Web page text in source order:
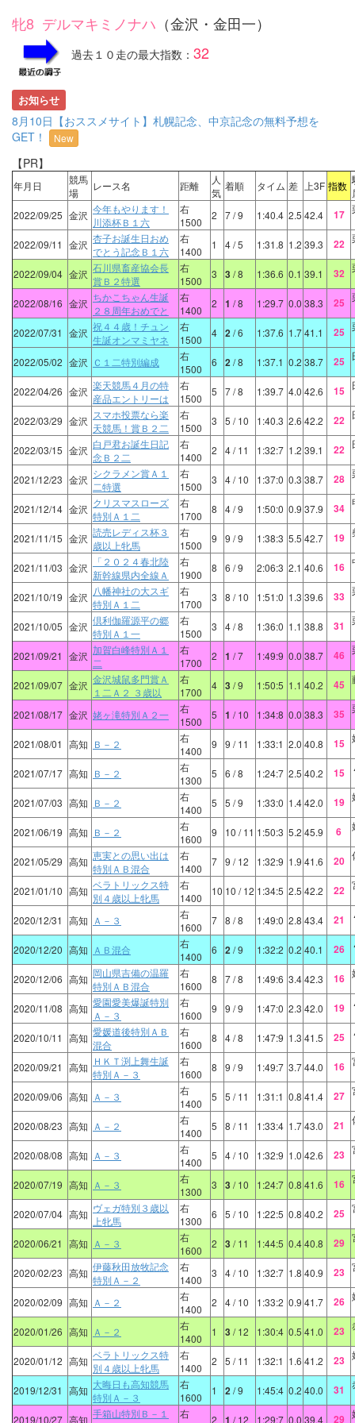
牝8 デルマキミノナハ （金沢・金田一）
過去１０走の最大指数： 32
お知らせ
8月10日【おススメサイト】札幌記念、中京記念の無料予想を
GET！
New
【PR】
年月日
競馬
場
レース名 距離
人
気
着順 タイム 差 上3F 指数
2022/09/25 金沢 今年もやります！
川添杯Ｂ１六
右
1500
2 7/ 9 1:40.4 2.5 42.4 17
2022/09/11 金沢 杏子お誕生日おめ
でとう記念Ｂ１六
右
1400
1 4/ 5 1:31.8 1.2 39.3 22
2022/09/04 金沢 石川県畜産協会長
賞Ｂ２特選
右
1500
3 3/ 8 1:36.6 0.1 39.1 32
2022/08/16 金沢 ちかこちゃん生誕
２８周年おめでと
右
1400
2 1 / 8 1:29.7 0.0 38.3 25
2022/07/31 金沢 祝４４歳！チュン
生誕オンマミヤネ
右
1500
4 2/ 6 1:37.6 1.741.1 25
2022/05/02 金沢 Ｃ１二特別編成
右
1500
6 2/ 8 1:37.1 0.2 38.7 25
2022/04/26 金沢 楽天競馬４月の特
産品エントリーは
右
1500
5 7/ 8 1:39.7 4.0 42.6 15
2022/03/29 金沢 スマホ投票なら楽
天競馬！賞Ｂ２二
右
1500
3 5 / 10 1:40.3 2.6 42.2 22
2022/03/15 金沢 白戸君お誕生日記
念Ｂ２二
右
1400
2 4/ 11 1:32:7 1.2 39.1 22
2021/12/23 金沢 シクラメン賞Ａ１
二特選
右
1500
3 4/ 10 1:37:0 0.3 38.7 28
2021/12/14 金沢 クリスマスローズ
特別Ａ１二
右
1700
8 4/ 9 1:50:0 0.9 37.9 34
2021/11/15 金沢 読売レディス杯３
歳以上牝馬
右
1500
9 9 / 9 1:38:3 5.5 42.7 19
2021/11/03 金沢
「２０２４春北陸
新幹線県内全線Ａ
右
1900
8 6 / 9 2:06:3 2.1 40.6 16
2021/10/19 金沢 八幡神社の大スギ
特別Ａ１二
右
1700
3 8 / 10 1:51:0 1.3 39.6 33
2021/10/05 金沢 倶利伽羅源平の郷
特別Ａ１一
右
1500
3 4/ 8 1:36:0 1.1 38.8 31
2021/09/21 金沢 加賀白峰特別Ａ１
二
右
1700
2 1 / 7 1:49:9 0.0 38.7 46
2021/09/07 金沢 金沢城鼠多門賞Ａ
１二Ａ２ ３歳以
右
1700
4 3/ 9 1:50:5 1.1 40.2 45
2021/08/17 金沢 姥ヶ滝特別Ａ２一
右
1500
5 1 / 10 1:34:8 0.0 38.3 35
2021/08/01 高知 Ｂ－２
右
1400
9 9 / 11 1:33:1 2.0 40.8 15
2021/07/17 高知 Ｂ－２
右
1300
5 6 / 8 1:24:7 2.5 40.2 15
2021/07/03 高知 Ｂ－２
右
1400
5 5 / 9 1:33:0 1.442.0 19
2021/06/19 高知 Ｂ－２
右
1600
9 10 / 11 1:50:3 5.2 45.9 6
2021/05/29 高知 恵実との思い出は
特別ＡＢ混合
右
1400
7 9 / 12 1:32:9 1.9 41.6 20
2021/01/10 高知 ベラトリックス特
別４歳以上牝馬
右
1400
10 10 / 12 1:34:5 2.5 42.2 22
2020/12/31 高知 Ａ－３
右
1600
7 8 / 8 1:49:0 2.8 43.4 21
2020/12/20 高知 ＡＢ混合
右
1400
6 2/ 9 1:32:2 0.2 40.1 26
2020/12/06 高知 岡山県吉備の温羅
特別ＡＢ混合
右
1600
8 7/ 8 1:49:6 3.442.3 16
2020/11/08 高知 愛園愛美爆誕特別
Ａ－３
右
1600
9 9 / 9 1:47:0 2.3 42.0 19
2020/10/11 高知 愛媛道後特別ＡＢ
混合
右
1600
8 4/ 8 1:47:9 1.3 41.5 25
2020/09/21 高知 ＨＫＴ渕上舞生誕
特別Ａ－３
右
1600
8 9 / 9 1:49:7 3.744.0 16
2020/09/06 高知 Ａ－３
右
1400
5 5 / 11 1:31:1 0.8 41.4 27
2020/08/23 高知 Ａ－２
右
1400
5 8 / 11 1:33:4 1.743.0 21
2020/08/08 高知 Ａ－３
右
1400
5 4/ 10 1:32:9 1.0 42.6 23
2020/07/19 高知 Ａ－３
右
1300
3 3/ 10 1:24:7 0.8 41.6 16
2020/07/04 高知 ヴェガ特別３歳以
上牝馬
右
1300
6 5 / 10 1:22:5 0.8 40.2 25
2020/06/21 高知 Ａ－３
右
1600
2 3/ 11 1:44:5 0.440.8 29
2020/02/23 高知 伊藤秋田放牧記念
特別Ａ－２
右
1400
3 4/ 10 1:32:7 1.8 40.9 23
2020/02/09 高知 Ａ－２
右
1400
2 4/ 10 1:33:2 0.9 41.7 26
2020/01/26 高知 Ａ－２
右
1400
1 3/ 12 1:30:4 0.5 41.0 23
2020/01/12 高知 ベラトリックス特
別４歳以上牝馬
右
1400
2 5 / 11 1:32:1 1.6 41.2 23
2019/12/31 高知 大晦日も高知競馬
特別Ａ－３
右
1600
1 2/ 9 1:45:4 0.2 40.0 31
2019/10/27 高知 手箱山特別Ｂ－１
右
2 1 / 12 1:29:7 0.0 39.4 29